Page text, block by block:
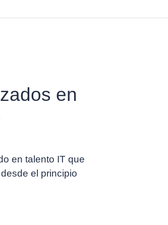
en
en talento IT que
el principio